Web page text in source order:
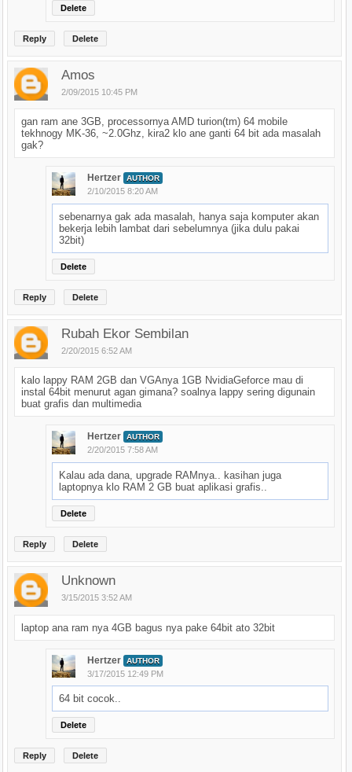
Delete
Reply Delete
Amos
2/09/2015 10:45 PM
gan ram ane 3GB, processornya AMD turion(tm) 64 mobile
tekhnogy MK-36, ~2.0Ghz, kira2 klo ane ganti 64 bit ada masalah
gak?
Hertzer AUTHOR
2/10/2015 8:20 AM
sebenarnya gak ada masalah, hanya saja komputer akan
bekerja lebih lambat dari sebelumnya (jika dulu pakai
32bit)
Delete
Reply Delete
Rubah Ekor Sembilan
2/20/2015 6:52 AM
kalo lappy RAM 2GB dan VGAnya 1GB NvidiaGeforce mau di
instal 64bit menurut agan gimana? soalnya lappy sering digunain
buat grafis dan multimedia
Hertzer AUTHOR
2/20/2015 7:58 AM
Kalau ada dana, upgrade RAMnya.. kasihan juga
laptopnya klo RAM 2 GB buat aplikasi grafis..
Delete
Reply Delete
Unknown
3/15/2015 3:52 AM
laptop ana ram nya 4GB bagus nya pake 64bit ato 32bit
Hertzer AUTHOR
3/17/2015 12:49 PM
64 bit cocok..
Delete
Reply Delete